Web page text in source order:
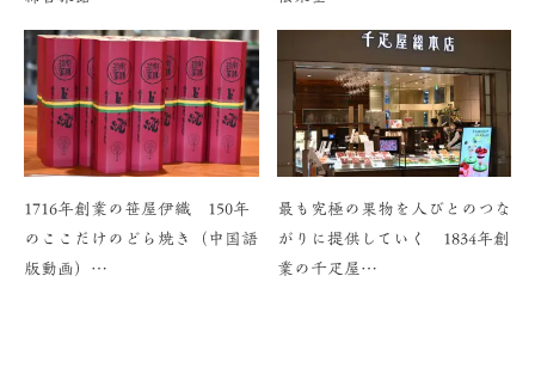
1716年創業の笹屋伊織 150年
のここだけのどら焼き（中国語
版動画）…
最も究極の果物を人びとのつな
がりに提供していく 1834年創
業の千疋屋…